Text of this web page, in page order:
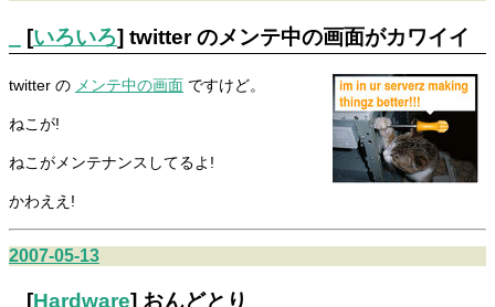
[いろいろ] twitter のメンテ中の画面がカワイイ
twitter の メンテ中の画面 ですけど。
ねこが!
ねこがメンテナンスしてるよ!
かわええ!
2007-05-13
[Hardware] おんどとり